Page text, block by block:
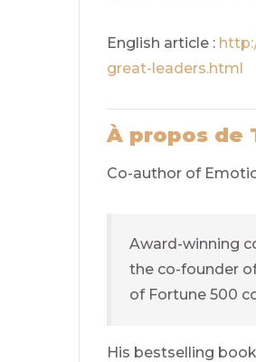
English article :
great-leaders.html
À propos de
Co-author of
Award-winning
the co-founder
of Fortune 500
His bestselling